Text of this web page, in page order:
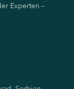
Experten –